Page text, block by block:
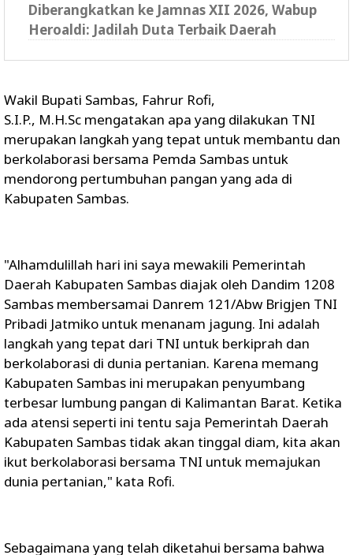
Diberangkatkan ke Jamnas XII 2026, Wabup
Heroaldi: Jadilah Duta Terbaik Daerah
Wakil Bupati Sambas, Fahrur Rofi,
S.I.P., M.H.Sc mengatakan apa yang dilakukan TNI
merupakan langkah yang tepat untuk membantu dan
berkolaborasi bersama Pemda Sambas untuk
mendorong pertumbuhan pangan yang ada di
Kabupaten Sambas.
"Alhamdulillah hari ini saya mewakili Pemerintah
Daerah Kabupaten Sambas diajak oleh Dandim 1208
Sambas membersamai Danrem 121/Abw Brigjen TNI
Pribadi Jatmiko untuk menanam jagung. Ini adalah
langkah yang tepat dari TNI untuk berkiprah dan
berkolaborasi di dunia pertanian. Karena memang
Kabupaten Sambas ini merupakan penyumbang
terbesar lumbung pangan di Kalimantan Barat. Ketika
ada atensi seperti ini tentu saja Pemerintah Daerah
Kabupaten Sambas tidak akan tinggal diam, kita akan
ikut berkolaborasi bersama TNI untuk memajukan
dunia pertanian," kata Rofi.
Sebagaimana yang telah diketahui bersama bahwa